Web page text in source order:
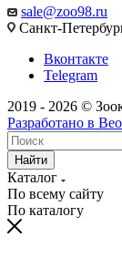
sale@zoo98.ru
Санкт-
Вконтакте
Telegram
2019 - 2026 ©
Разработано в
Найти
Каталог
По всему сайту
По каталогу